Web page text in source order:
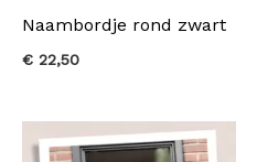
Naambordje rond zwart
€ 22,50